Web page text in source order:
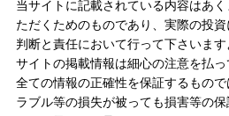
当サイトに記載されている内容はあ
ただくためのものであり、実際の投
判断と責任において行って下さいま
サイトの掲載情報は細心の注意を払
全ての情報の正確性を保証するもの
ラブル等の損失が被っても損害等の